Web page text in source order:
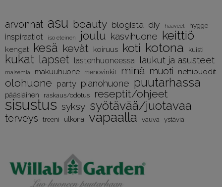
arvonnat asu beauty blogista diy haaveet hygge
inspiraatiot iso eteinen joulu kasvihuone keittiö
kengät kesä kevät koiruus koti kotona kuisti
kukat lapset lastenhuoneessa laukut ja asusteet
maisemia makuuhuone menovinkit minä muoti nettipuodit
olohuone party pianohuone puutarhassa
pääsiäinen raskaus/odotus reseptit/ohjeet
sisustus syksy syötävää/juotavaa
terveys treeni ulkona vapaalla vauva ystäviä